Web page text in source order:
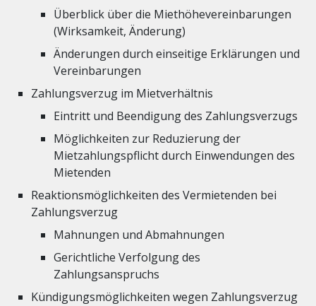
Überblick über die Miethöhevereinbarungen
(Wirksamkeit, Änderung)
Änderungen durch einseitige Erklärungen und
Vereinbarungen
Zahlungsverzug im Mietverhältnis
Eintritt und Beendigung des Zahlungsverzugs
Möglichkeiten zur Reduzierung der
Mietzahlungspflicht durch Einwendungen des
Mietenden
Reaktionsmöglichkeiten des Vermietenden bei
Zahlungsverzug
Mahnungen und Abmahnungen
Gerichtliche Verfolgung des
Zahlungsanspruchs
Kündigungsmöglichkeiten wegen Zahlungsverzug